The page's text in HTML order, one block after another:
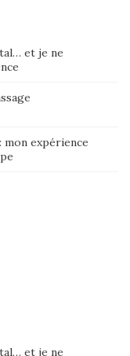
et je ne
mon expérience
et je ne